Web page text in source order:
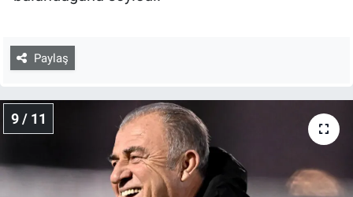
Paylaş
9 / 11